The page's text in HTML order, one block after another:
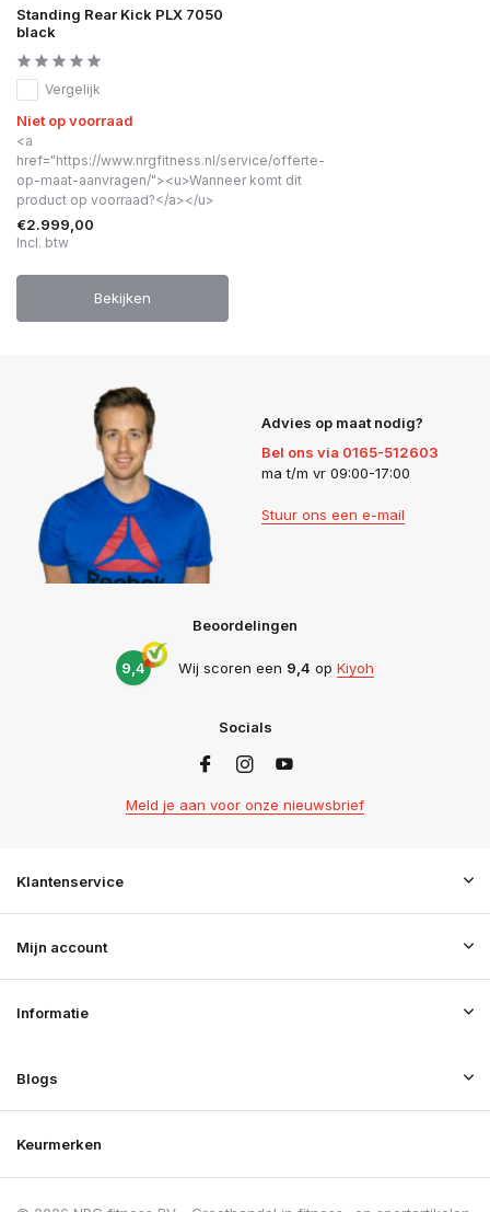
Standing Rear Kick PLX 7050
black
Vergelijk
Niet op voorraad
<a
href="https://www.nrgfitness.nl/service/offerte-
op-maat-aanvragen/"><u>Wanneer komt dit
product op voorraad?</a></u>
€2.999,00
Incl. btw
Bekijken
Advies op maat nodig?
Bel ons via 0165-512603
ma t/m vr 09:00-17:00
Stuur ons een e-mail
Beoordelingen
9,4 Wij scoren een 9,4 op Kiyoh
Socials
Meld je aan voor onze nieuwsbrief
Klantenservice
Mijn account
Informatie
Blogs
Keurmerken